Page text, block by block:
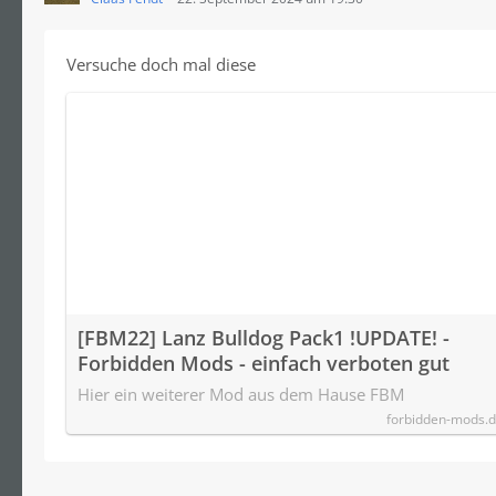
Versuche doch mal diese
[FBM22] Lanz Bulldog Pack1 !UPDATE! -
Forbidden Mods - einfach verboten gut
Hier ein weiterer Mod aus dem Hause FBM
forbidden-